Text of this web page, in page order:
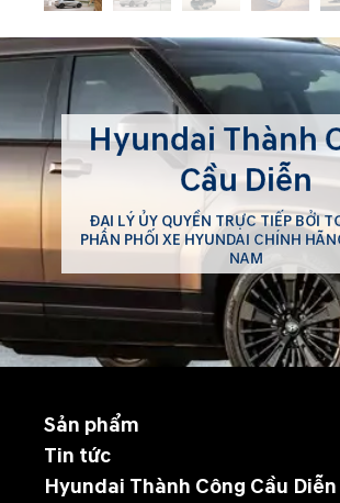
Hyundai Thành
Cầu Diễn
ĐẠI LÝ ỦY QUYỀN TRỰC TIẾP BỞI
PHÂN PHỐI XE HYUNDAI CHÍNH
NAM
Sản phẩm
Tin tức
Hyundai Thành Công Cầu Diễn